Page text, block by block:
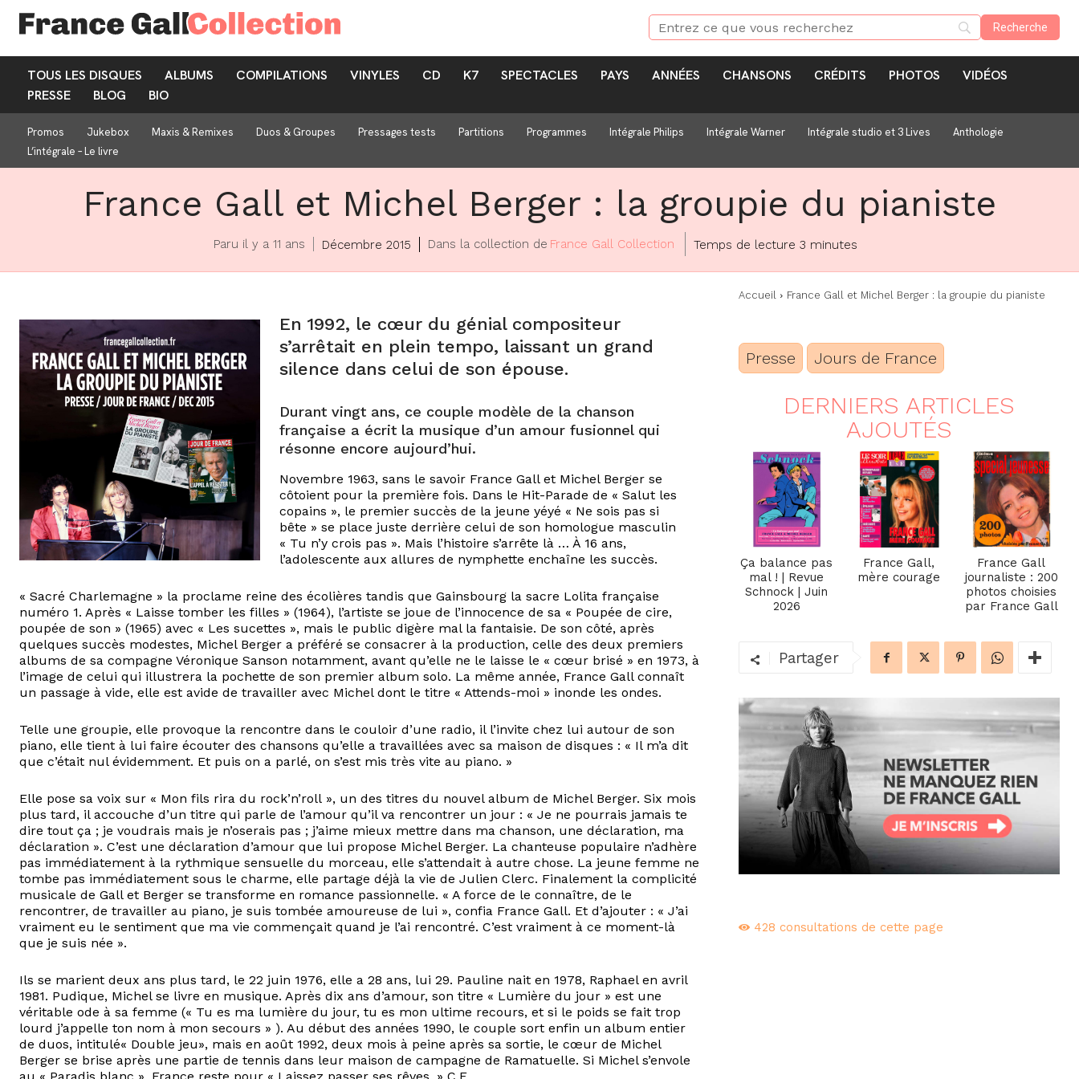
TOUS LES DISQUES ALBUMS COMPILATIONS VINYLES CD K7 SPECTACLES PAYS ANNÉES CHANSONS CRÉDITS PHOTOS
VIDÉOS
PRESSE
BLOG BIO
Promos Jukebox Maxis & Remixes Duos & Groupes Pressages tests Partitions Programmes Intégrale Philips Intégrale Warner Intégrale studio et 3 Lives
Anthologie
L’intégrale – Le livre
France Gall et Michel Berger : la groupie du pianiste
Paru il y a 11 ans Décembre 2015 Dans la collection de France Gall Collection Temps de lecture 3 minutes
En 1992, le cœur du génial compositeur
s’arrêtait en plein tempo, laissant un grand
silence dans celui de son épouse.
Durant vingt ans, ce couple modèle de la chanson
française a écrit la musique d’un amour fusionnel qui
résonne encore aujourd’hui.
Novembre 1963, sans le savoir France Gall et Michel Berger se
côtoient pour la première fois. Dans le Hit-Parade de « Salut les
copains », le premier succès de la jeune yéyé « Ne sois pas si
bête » se place juste derrière celui de son homologue masculin
« Tu n’y crois pas ». Mais l’histoire s’arrête là … À 16 ans,
l’adolescente aux allures de nymphette enchaîne les succès.
« Sacré Charlemagne » la proclame reine des écolières tandis que Gainsbourg la sacre Lolita française
numéro 1. Après « Laisse tomber les filles » (1964), l’artiste se joue de l’innocence de sa « Poupée de cire,
poupée de son » (1965) avec « Les sucettes », mais le public digère mal la fantaisie. De son côté, après
quelques succès modestes, Michel Berger a préféré se consacrer à la production, celle des deux premiers
albums de sa compagne Véronique Sanson notamment, avant qu’elle ne le laisse le « cœur brisé » en 1973, à
l’image de celui qui illustrera la pochette de son premier album solo. La même année, France Gall connaît
un passage à vide, elle est avide de travailler avec Michel dont le titre « Attends-moi » inonde les ondes.
Telle une groupie, elle provoque la rencontre dans le couloir d’une radio, il l’invite chez lui autour de son
piano, elle tient à lui faire écouter des chansons qu’elle a travaillées avec sa maison de disques : « Il m’a dit
que c’était nul évidemment. Et puis on a parlé, on s’est mis très vite au piano. »
Elle pose sa voix sur « Mon fils rira du rock’n’roll », un des titres du nouvel album de Michel Berger. Six mois
plus tard, il accouche d’un titre qui parle de l’amour qu’il va rencontrer un jour : « Je ne pourrais jamais te
dire tout ça ; je voudrais mais je n’oserais pas ; j’aime mieux mettre dans ma chanson, une déclaration, ma
déclaration ». C’est une déclaration d’amour que lui propose Michel Berger. La chanteuse populaire n’adhère
pas immédiatement à la rythmique sensuelle du morceau, elle s’attendait à autre chose. La jeune femme ne
tombe pas immédiatement sous le charme, elle partage déjà la vie de Julien Clerc. Finalement la complicité
musicale de Gall et Berger se transforme en romance passionnelle. « A force de le connaître, de le
rencontrer, de travailler au piano, je suis tombée amoureuse de lui », confia France Gall. Et d’ajouter : « J’ai
vraiment eu le sentiment que ma vie commençait quand je l’ai rencontré. C’est vraiment à ce moment-là
que je suis née ».
Ils se marient deux ans plus tard, le 22 juin 1976, elle a 28 ans, lui 29. Pauline nait en 1978, Raphael en avril
1981. Pudique, Michel se livre en musique. Après dix ans d’amour, son titre « Lumière du jour » est une
véritable ode à sa femme (« Tu es ma lumière du jour, tu es mon ultime recours, et si le poids se fait trop
lourd j’appelle ton nom à mon secours » ). Au début des années 1990, le couple sort enfin un album entier
de duos, intitulé« Double jeu», mais en août 1992, deux mois à peine après sa sortie, le cœur de Michel
Berger se brise après une partie de tennis dans leur maison de campagne de Ramatuelle. Si Michel s’envole
Accueil France Gall et Michel Berger : la groupie du pianiste
Presse Jours de France
DERNIERS ARTICLES
AJOUTÉS
Ça balance pas
mal ! | Revue
Schnock | Juin
2026
France Gall,
mère courage
France Gall
journaliste : 200
photos choisies
par France Gall
Partager
428 consultations de cette page